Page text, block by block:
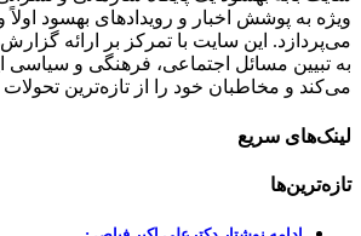
ویژه به پوشش اخبار و رویدادهای بهسود اولاً
می‌پردازد. این سایت با تمرکز بر ارائه
به تبیین مسائل اجتماعی، فرهنگی و
می‌کند و مخاطبان خود را از تازه‌ترین
لینک‌های سریع
تازه‌ترین‌ها